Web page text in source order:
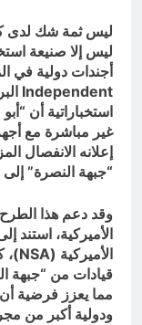
ليس ثمة شك لدى
ليس إلا صنيعة
أجندات دولية في
Independent
استخباراتية أن
غير مباشرة مع
إعلانه الانفصال
“جبهة النصرة” إلى
وقد دعم هذا
الأميركية، استند
الأميركية (NSA)،
قيادات من “جبهة
مما يعزز فرضية أن
ودولية أكبر من